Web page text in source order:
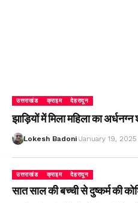
उत्तराखंड क्राइम देहरादून
झाड़ियों में मिला महिला का
Lokesh Badoni January 19, 2025
उत्तराखंड क्राइम देहरादून
सात साल की बच्ची से दुष्कर्म की